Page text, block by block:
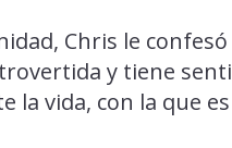
Chris le confesó
y tiene
la vida, con la que